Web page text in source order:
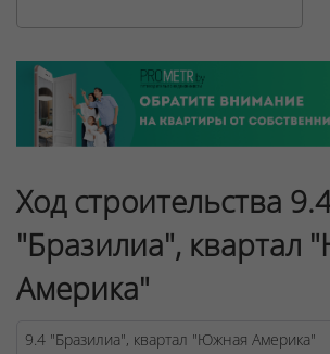
Ход строительства
"Бразилиа", квартал
Америка"